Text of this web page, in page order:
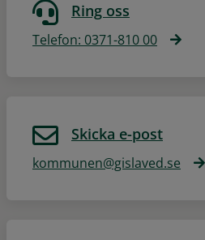
Ring oss
Telefon: 0371-810 00
Skicka e-post
kommunen@gislaved.se